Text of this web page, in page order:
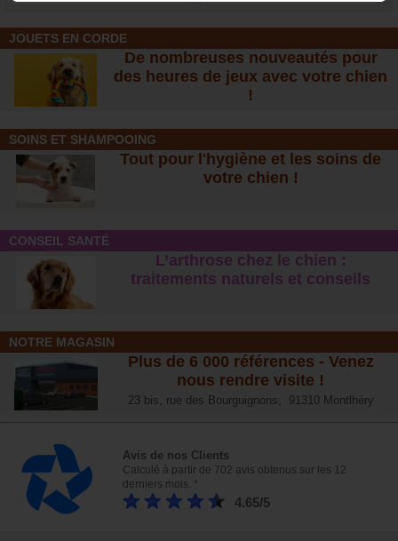
JOUETS EN CORDE
De nombreuses nouveautés pour
des heures de jeux avec votre chien
!
SOINS ET SHAMPOOING
Tout pour l'hygiène et les soins de
votre chien !
CONSEIL SANTÉ
L’arthrose chez le chien :
traitements naturels et conseils
NOTRE MAGASIN
Plus de 6 000 références - Venez
nous rendre visite !
23 bis, rue des Bourguignons, 91310 Montlhéry
Avis de nos Clients
Calculé à partir de 702 avis obtenus sur les 12
derniers mois. *
4.65/5